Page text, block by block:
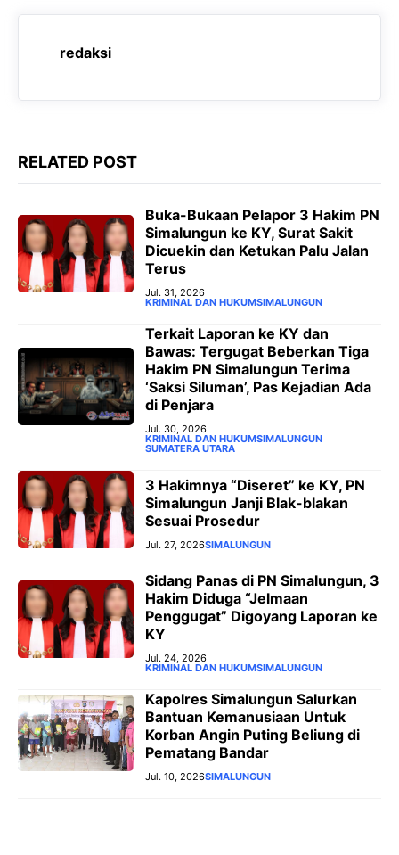
o A
p
r
a
n
r
redaksi
RELATED POST
‎Buka-Bukaan Pelapor 3 Hakim PN
Simalungun ke KY, Surat Sakit
Dicuekin dan Ketukan Palu Jalan
Terus ‎
Jul. 31, 2026
KRIMINAL DAN HUKUMSIMALUNGUN
‎Terkait Laporan ke KY dan
Bawas: Tergugat Beberkan Tiga
Hakim PN Simalungun Terima
‘Saksi Siluman’, Pas Kejadian Ada
di Penjara
Jul. 30, 2026
KRIMINAL DAN HUKUMSIMALUNGUN
SUMATERA UTARA
3 Hakimnya “Diseret” ke KY, PN
Simalungun Janji Blak-blakan
Sesuai Prosedur
Jul. 27, 2026SIMALUNGUN
‎Sidang Panas di PN Simalungun, 3
Hakim Diduga “Jelmaan
Penggugat” Digoyang Laporan ke
KY
Jul. 24, 2026
KRIMINAL DAN HUKUMSIMALUNGUN
Kapolres Simalungun Salurkan
Bantuan Kemanusiaan Untuk
Korban Angin Puting Beliung di
Pematang Bandar
Jul. 10, 2026SIMALUNGUN